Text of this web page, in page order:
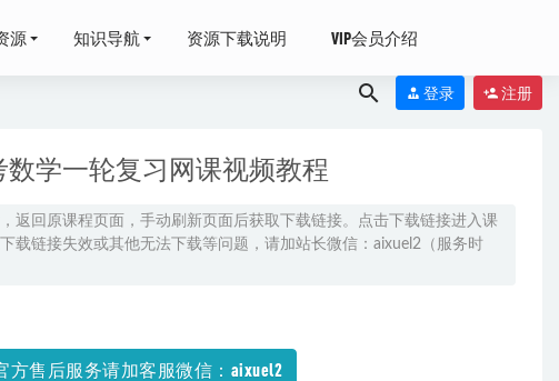
源 知识导航 资源下载说明 VIP会员介绍
登录 注册
学一轮复习网课视频教程
返回原课程页面，手动刷新页面后获取下载链接。点击下载链接进入课
载链接失效或其他无法下载等问题，请加站长微信：aixuel2（服务时
方售后服务请加客服微信：aixuel2
暑假班+秋季班+寒